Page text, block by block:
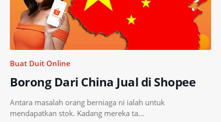
Buat Duit Online
Borong Dari China Jual di Shopee
Antara masalah orang berniaga ni ialah untuk
mendapatkan stok. Kadang mereka ta…